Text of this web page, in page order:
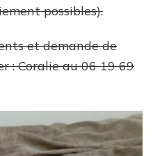
possibles).
et demande de
: Coralie au 06 19 69